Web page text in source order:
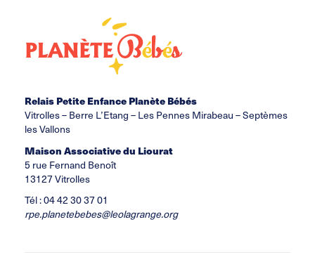
Relais Petite Enfance Planète Bébés
Vitrolles – Berre L’Etang – Les Pennes Mirabeau – Septèmes
les Vallons
Maison Associative du Liourat
5 rue Fernand Benoît
13127 Vitrolles
Tél : 04 42 30 37 01
rpe.planetebebes@leolagrange.org